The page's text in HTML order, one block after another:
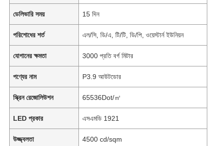
ডেলিভারি সময় 15 দিন
পরিশোধের শর্ত এল/সি, ডি/এ, টি/টি, ডি/পি, ওয়েস্টার্ন ইউনিয়ন
যোগানের ক্ষমতা 3000 প্রতি বর্গ মিটার
পণ্যের নাম P3.9 আউটডোর
স্ক্রিন রেজোলিউশন 65536Dot/㎡
LED প্রকার এসএমডি 1921
উজ্জ্বলতা 4500 cd/sqm